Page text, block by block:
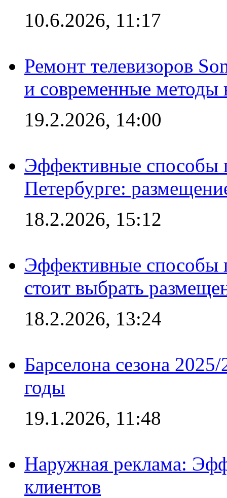
10.6.2026, 11:17
Ремонт телевизоров
и современные методы
19.2.2026, 14:00
Эффективные способы
Петербурге:
18.2.2026, 15:12
Эффективные способы
стоит выбрать
18.2.2026, 13:24
Барселона сезона
годы
19.1.2026, 11:48
Наружная реклама:
клиентов